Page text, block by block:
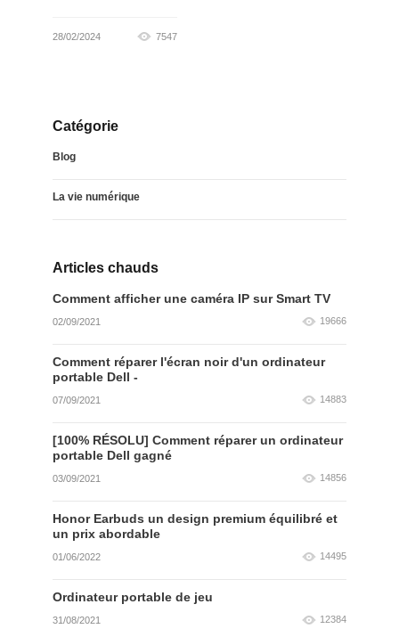
28/02/2024 7547
Catégorie
Blog
La vie numérique
Articles chauds
Comment afficher une caméra IP sur Smart TV
02/09/2021 19666
Comment réparer l'écran noir d'un ordinateur
portable Dell -
07/09/2021 14883
[100% RÉSOLU] Comment réparer un ordinateur
portable Dell gagné
03/09/2021 14856
Honor Earbuds un design premium équilibré et
un prix abordable
01/06/2022 14495
Ordinateur portable de jeu
31/08/2021 12384